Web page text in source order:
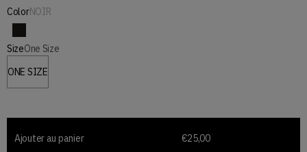
ColorNOIR
La couleur NOIR est disponible
SizeOne Size
TAILLE « ONE SIZE »
ONE SIZE
Ajouter au panier €25,00